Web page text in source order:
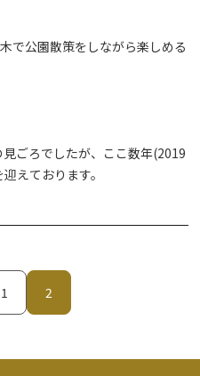
友の声』
おまえだれ？』
で公園散策をしながら楽しめる
ごろでしたが、ここ数年(2019
えております。
1 2